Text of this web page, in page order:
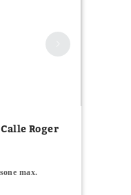
Roger
max.